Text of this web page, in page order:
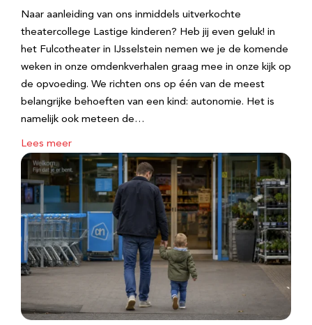
Naar aanleiding van ons inmiddels uitverkochte
theatercollege Lastige kinderen? Heb jij even geluk! in
het Fulcotheater in IJsselstein nemen we je de komende
weken in onze omdenkverhalen graag mee in onze kijk op
de opvoeding. We richten ons op één van de meest
belangrijke behoeften van een kind: autonomie. Het is
namelijk ook meteen de…
Lees meer